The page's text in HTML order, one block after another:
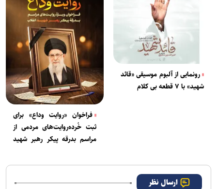
رونمایی از آلبوم موسیقی «قائد
شهید» با ۷ قطعه بی کلام
فراخوان «روایت وداع» برای
ثبت خُرده‌روایت‌های مردمی از
مراسم بدرقه پیکر رهبر شهید
ارسال نظر